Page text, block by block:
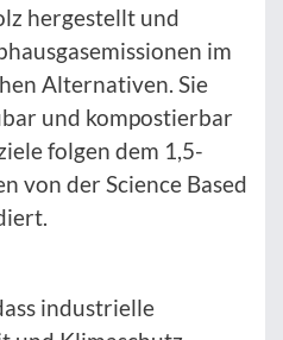
hergestellt und
im
Alternativen. Sie
und kompostierbar
folgen dem 1,5-
von der Science Based
industrielle